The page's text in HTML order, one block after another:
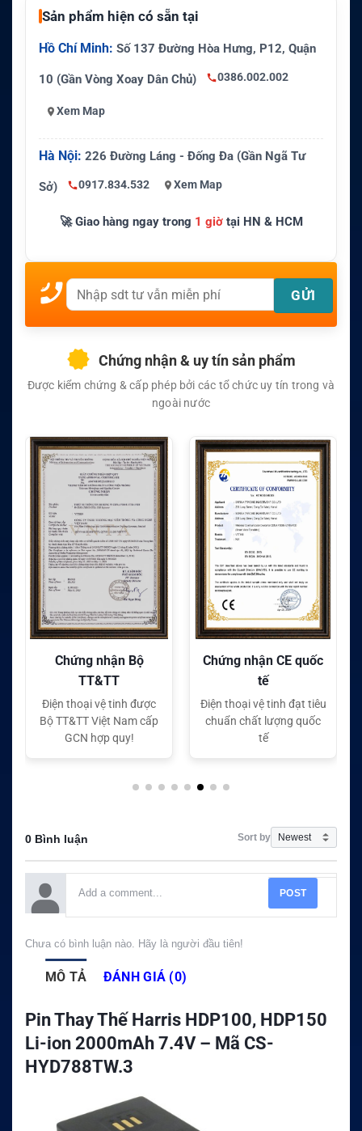
Sản phẩm hiện có sẵn tại
Hồ Chí Minh: Số 137 Đường Hòa Hưng, P12, Quận
10 (Gần Vòng Xoay Dân Chủ) 0386.002.002
Xem Map
Hà Nội: 226 Đường Láng - Đống Đa (Gần Ngã Tư
Sở) 0917.834.532 Xem Map
🚀 Giao hàng ngay trong 1 giờtại HN & HCM
Chứng nhận & uy tín sản phẩm
Được kiểm chứng & cấp phép bởi các tổ chức uy tín trong và
ngoài nước
tinh được
Nam cấp
Chứng nhận CE quốc
Điện thoại vệ tinh đạt tiêu
chuẩn chất lượng quốc
Chứng nhận FC
Điện thoại vệ tinh
chuẩn chất lượng
0 Bình luận Sort by
POST
Chưa có bình luận nào. Hãy là người đầu tiên!
MÔ TẢ ĐÁNH GIÁ (0)
Pin Thay Thế Harris HDP100, HDP150
Li-ion 2000mAh 7.4V – Mã CS-
HYD788TW.3